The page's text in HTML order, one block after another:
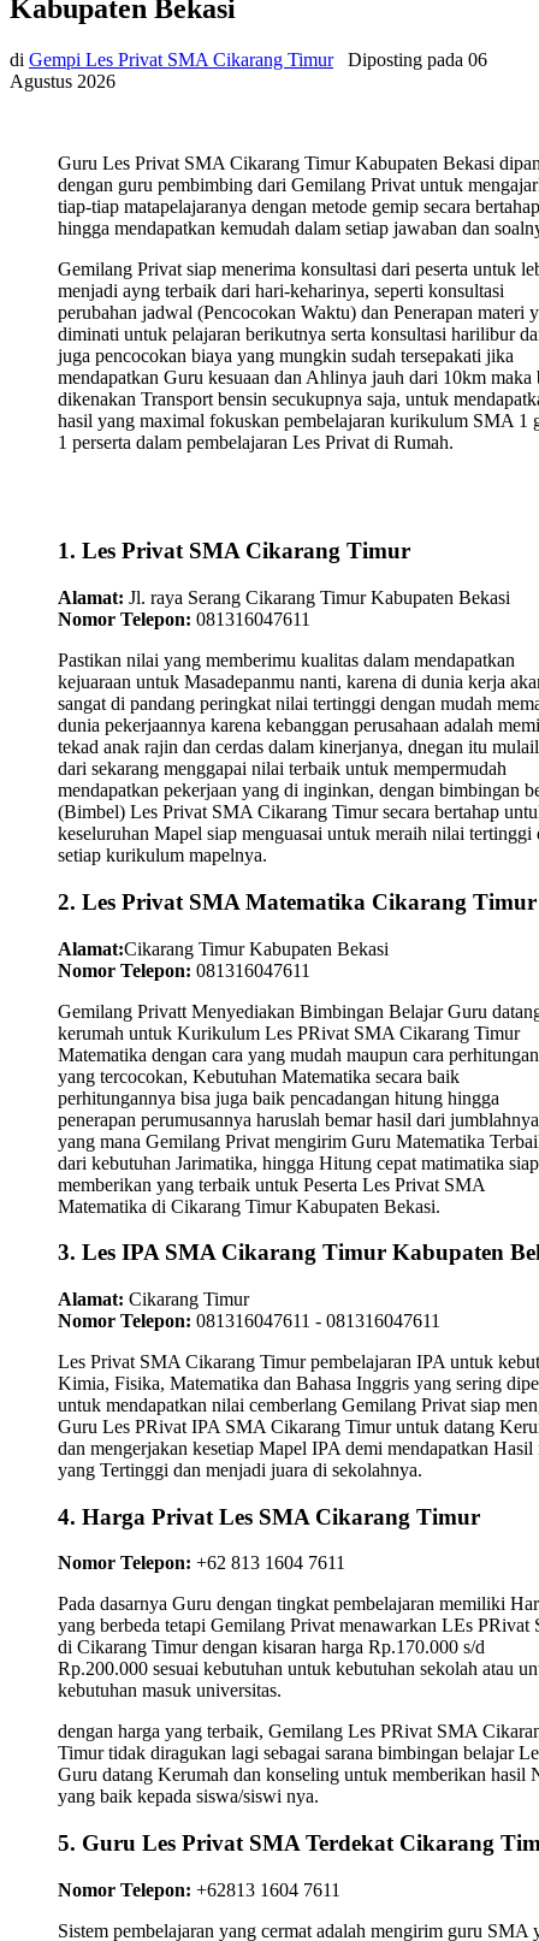
Kabupaten Bekasi
di Gempi Les Privat SMA Cikarang Timur Diposting pada 06
Agustus 2026
Guru Les Privat SMA Cikarang Timur Kabupaten Bekasi
dengan guru pembimbing dari Gemilang Privat untuk
tiap-tiap matapelajaranya dengan metode gemip secara bertahap
hingga mendapatkan kemudah dalam setiap jawaban dan
Gemilang Privat siap menerima konsultasi dari peserta untuk
menjadi ayng terbaik dari hari-keharinya, seperti konsultasi
perubahan jadwal (Pencocokan Waktu) dan Penerapan materi
diminati untuk pelajaran berikutnya serta konsultasi harilibur
juga pencocokan biaya yang mungkin sudah tersepakati jika
mendapatkan Guru kesuaan dan Ahlinya jauh dari 10km maka
dikenakan Transport bensin secukupnya saja, untuk
hasil yang maximal fokuskan pembelajaran kurikulum SMA 1
1 perserta dalam pembelajaran Les Privat di Rumah.
1. Les Privat SMA Cikarang Timur
Alamat: Jl. raya Serang Cikarang Timur Kabupaten Bekasi
Nomor Telepon: 081316047611
Pastikan nilai yang memberimu kualitas dalam mendapatkan
kejuaraan untuk Masadepanmu nanti, karena di dunia kerja
sangat di pandang peringkat nilai tertinggi dengan mudah
dunia pekerjaannya karena kebanggan perusahaan adalah
tekad anak rajin dan cerdas dalam kinerjanya, dnegan itu
dari sekarang menggapai nilai terbaik untuk mempermudah
mendapatkan pekerjaan yang di inginkan, dengan bimbingan
(Bimbel) Les Privat SMA Cikarang Timur secara bertahap
keseluruhan Mapel siap menguasai untuk meraih nilai tertinggi
setiap kurikulum mapelnya.
2. Les Privat SMA Matematika Cikarang Timur
Alamat:Cikarang Timur Kabupaten Bekasi
Nomor Telepon: 081316047611
Gemilang Privatt Menyediakan Bimbingan Belajar Guru
kerumah untuk Kurikulum Les PRivat SMA Cikarang Timur
Matematika dengan cara yang mudah maupun cara perhitungan
yang tercocokan, Kebutuhan Matematika secara baik
perhitungannya bisa juga baik pencadangan hitung hingga
penerapan perumusannya haruslah bemar hasil dari
yang mana Gemilang Privat mengirim Guru Matematika
dari kebutuhan Jarimatika, hingga Hitung cepat matimatika siap
memberikan yang terbaik untuk Peserta Les Privat SMA
Matematika di Cikarang Timur Kabupaten Bekasi.
3. Les IPA SMA Cikarang Timur Kabupaten
Alamat: Cikarang Timur
Nomor Telepon: 081316047611 - 081316047611
Les Privat SMA Cikarang Timur pembelajaran IPA untuk
Kimia, Fisika, Matematika dan Bahasa Inggris yang sering
untuk mendapatkan nilai cemberlang Gemilang Privat siap
Guru Les PRivat IPA SMA Cikarang Timur untuk datang
dan mengerjakan kesetiap Mapel IPA demi mendapatkan Hasil
yang Tertinggi dan menjadi juara di sekolahnya.
4. Harga Privat Les SMA Cikarang Timur
Nomor Telepon: +62 813 1604 7611
Pada dasarnya Guru dengan tingkat pembelajaran memiliki
yang berbeda tetapi Gemilang Privat menawarkan LEs PRivat
di Cikarang Timur dengan kisaran harga Rp.170.000 s/d
Rp.200.000 sesuai kebutuhan untuk kebutuhan sekolah atau
kebutuhan masuk universitas.
dengan harga yang terbaik, Gemilang Les PRivat SMA
Timur tidak diragukan lagi sebagai sarana bimbingan belajar
Guru datang Kerumah dan konseling untuk memberikan hasil
yang baik kepada siswa/siswi nya.
5. Guru Les Privat SMA Terdekat Cikarang
Nomor Telepon: +62813 1604 7611
Sistem pembelajaran yang cermat adalah mengirim guru SMA